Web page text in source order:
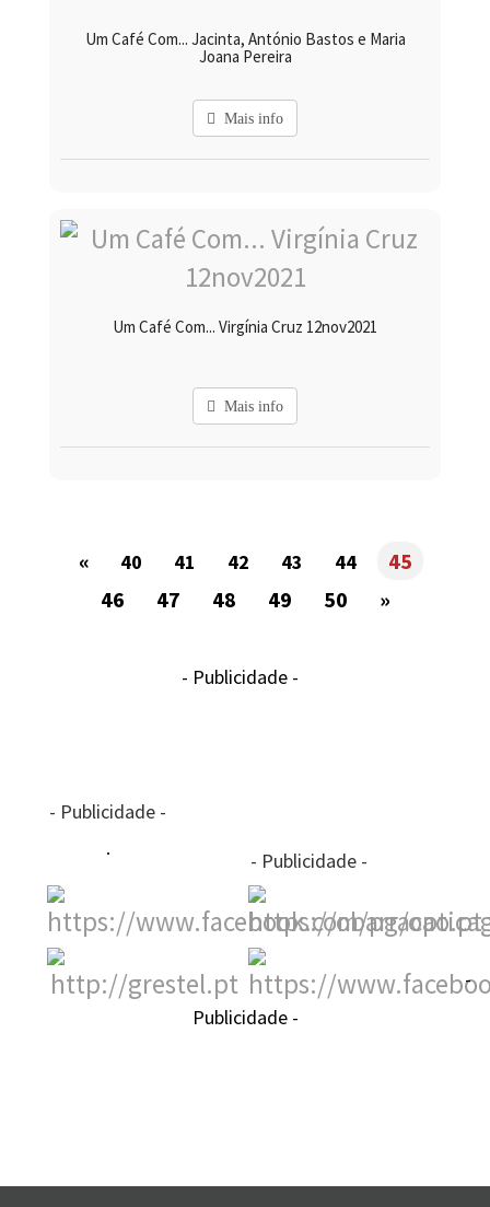
Um Café Com... Jacinta, António Bastos e Maria
Joana Pereira
Mais info
Um Café Com... Virgínia Cruz 12nov2021
Mais info
« 40 41 42 43 44
45
46
47 48 49 50 »
- Publicidade -
- Publicidade -
- Publicidade -
-
Publicidade -